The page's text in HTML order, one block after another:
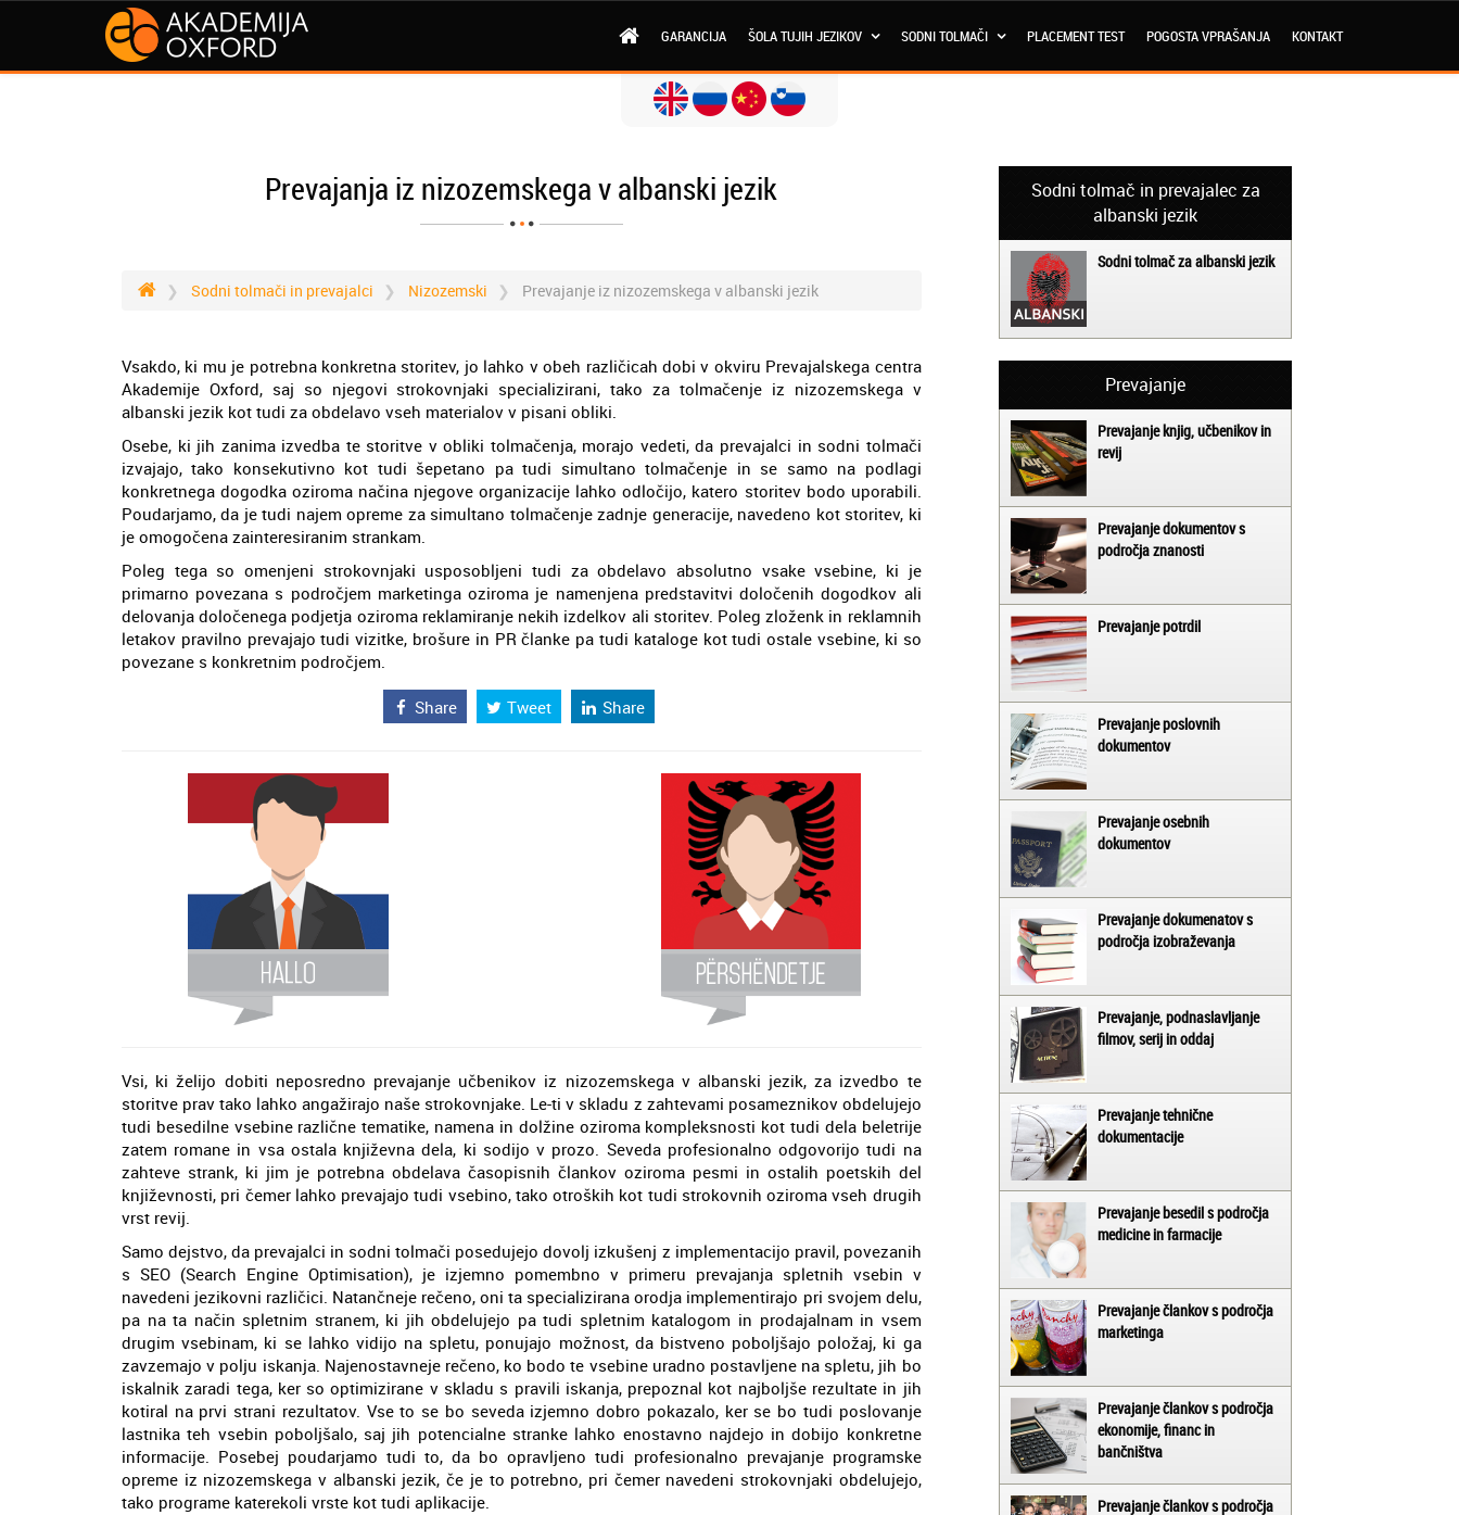
GARANCIJA ŠOLA TUJIH JEZIKOV SODNI TOLMAČI PLACEMENT TEST POGOSTA VPRAŠANJA KONTAKT
Prevajanja iz nizozemskega v albanski jezik
Sodni tolmači in prevajalci Nizozemski Prevajanje iz nizozemskega v albanski jezik
Vsakdo, ki mu je potrebna konkretna storitev, jo lahko v obeh različicah dobi v okviru Prevajalskega centra
Akademije Oxford, saj so njegovi strokovnjaki specializirani, tako za tolmačenje iz nizozemskega v
albanski jezik kot tudi za obdelavo vseh materialov v pisani obliki.
Osebe, ki jih zanima izvedba te storitve v obliki tolmačenja, morajo vedeti, da prevajalci in sodni tolmači
izvajajo, tako konsekutivno kot tudi šepetano pa tudi simultano tolmačenje in se samo na podlagi
konkretnega dogodka oziroma načina njegove organizacije lahko odločijo, katero storitev bodo uporabili.
Poudarjamo, da je tudi najem opreme za simultano tolmačenje zadnje generacije, navedeno kot storitev, ki
je omogočena zainteresiranim strankam.
Poleg tega so omenjeni strokovnjaki usposobljeni tudi za obdelavo absolutno vsake vsebine, ki je
primarno povezana s področjem marketinga oziroma je namenjena predstavitvi določenih dogodkov ali
delovanja določenega podjetja oziroma reklamiranje nekih izdelkov ali storitev. Poleg zloženk in reklamnih
letakov pravilno prevajajo tudi vizitke, brošure in PR članke pa tudi kataloge kot tudi ostale vsebine, ki so
povezane s konkretnim področjem.
Share Tweet Share
Vsi, ki želijo dobiti neposredno prevajanje učbenikov iz nizozemskega v albanski jezik, za izvedbo te
storitve prav tako lahko angažirajo naše strokovnjake. Le-ti v skladu z zahtevami posameznikov obdelujejo
tudi besedilne vsebine različne tematike, namena in dolžine oziroma kompleksnosti kot tudi dela beletrije
zatem romane in vsa ostala književna dela, ki sodijo v prozo. Seveda profesionalno odgovorijo tudi na
zahteve strank, ki jim je potrebna obdelava časopisnih člankov oziroma pesmi in ostalih poetskih del
književnosti, pri čemer lahko prevajajo tudi vsebino, tako otroških kot tudi strokovnih oziroma vseh drugih
vrst revij.
Samo dejstvo, da prevajalci in sodni tolmači posedujejo dovolj izkušenj z implementacijo pravil, povezanih
s SEO (Search Engine Optimisation), je izjemno pomembno v primeru prevajanja spletnih vsebin v
navedeni jezikovni različici. Natančneje rečeno, oni ta specializirana orodja implementirajo pri svojem delu,
pa na ta način spletnim stranem, ki jih obdelujejo pa tudi spletnim katalogom in prodajalnam in vsem
drugim vsebinam, ki se lahko vidijo na spletu, ponujajo možnost, da bistveno poboljšajo položaj, ki ga
zavzemajo v polju iskanja. Najenostavneje rečeno, ko bodo te vsebine uradno postavljene na spletu, jih bo
iskalnik zaradi tega, ker so optimizirane v skladu s pravili iskanja, prepoznal kot najboljše rezultate in jih
kotiral na prvi strani rezultatov. Vse to se bo seveda izjemno dobro pokazalo, ker se bo tudi poslovanje
lastnika teh vsebin poboljšalo, saj jih potencialne stranke lahko enostavno najdejo in dobijo konkretne
informacije. Posebej poudarjamo tudi to, da bo opravljeno tudi profesionalno prevajanje programske
opreme iz nizozemskega v albanski jezik, če je to potrebno, pri čemer navedeni strokovnjaki obdelujejo,
tako programe katerekoli vrste kot tudi aplikacije.
Sodni tolmač in prevajalec za
albanski jezik
Sodni tolmač za albanski jezik
Prevajanje
Prevajanje knjig, učbenikov in
revij
Prevajanje dokumentov s
področja znanosti
Prevajanje potrdil
Prevajanje poslovnih
dokumentov
Prevajanje osebnih
dokumentov
Prevajanje dokumenatov s
področja izobraževanja
Prevajanje, podnaslavljanje
filmov, serij in oddaj
Prevajanje tehnične
dokumentacije
Prevajanje besedil s področja
medicine in farmacije
Prevajanje člankov s področja
marketinga
Prevajanje člankov s področja
ekonomije, financ in
bančništva
Prevajanje člankov s področja